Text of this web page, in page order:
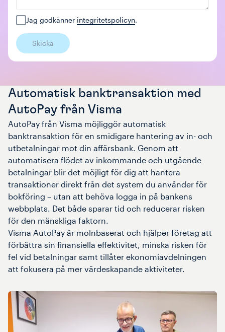
Jag godkänner integritetspolicyn.
Skicka
Automatisk banktransaktion med
AutoPay från Visma
AutoPay från Visma möjliggör automatisk
banktransaktion för en smidigare hantering av in- och
utbetalningar mot din affärsbank. Genom att
automatisera flödet av inkommande och utgående
betalningar blir det möjligt för dig att hantera
transaktioner direkt från det system du använder för
bokföring – utan att behöva logga in på bankens
webbplats. Det både sparar tid och reducerar risken
för den mänskliga faktorn.
Visma AutoPay är molnbaserat och hjälper företag att
förbättra sin finansiella effektivitet, minska risken för
fel vid betalningar samt tillåter ekonomiavdelningen
att fokusera på mer värdeskapande aktiviteter.